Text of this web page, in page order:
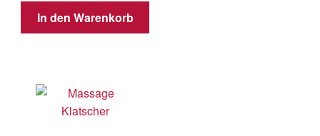
In den Warenkorb